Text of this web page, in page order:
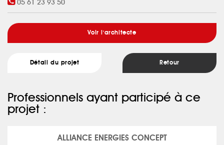
05 61 23 93 50
Voir l'architecte
Détail du projet Retour
Professionnels ayant participé à ce
projet :
ALLIANCE ENERGIES CONCEPT